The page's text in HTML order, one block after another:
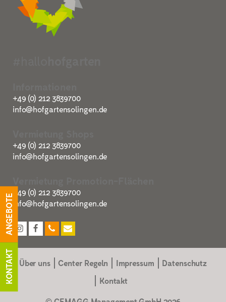
+49 (0) 212 3839700
info@hofgartensolingen.de
+49 (0) 212 3839700
info@hofgartensolingen.de
+49 (0) 212 3839700
info@hofgartensolingen.de
Über uns Center Regeln Impressum
Datenschutz
Kontakt
ANGEBOTE
KONTAKT